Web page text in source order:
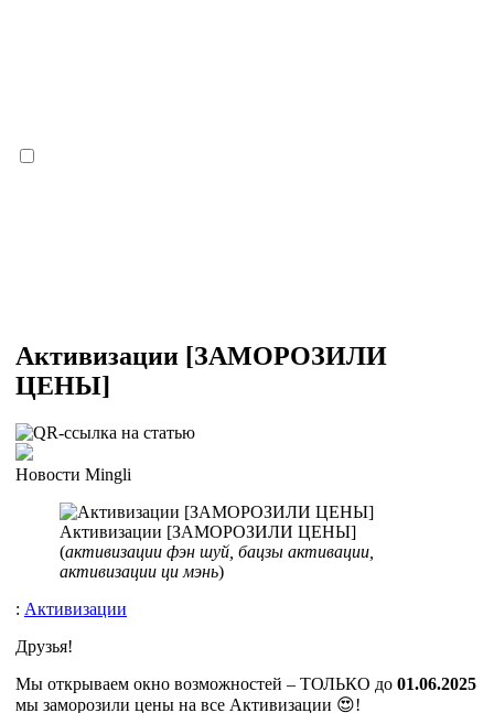
Активизации [ЗАМОРОЗИЛИ
ЦЕНЫ]
Новости Mingli
Активизации [ЗАМОРОЗИЛИ ЦЕНЫ]
(активизации фэн шуй, бацзы активации,
активизации ци мэнь)
: Активизации
Друзья!
Мы открываем окно возможностей – ТОЛЬКО до 01.06.2025
мы заморозили цены на все Активизации 😍!